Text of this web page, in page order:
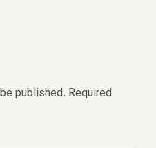
published. Required